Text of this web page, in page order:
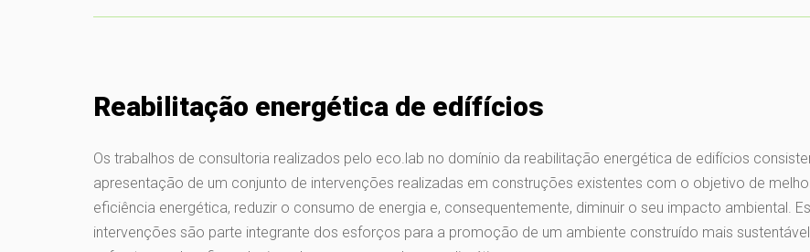
Reabilitação energética de edífícios
Os trabalhos de consultoria realizados pelo eco.lab no domínio da reabilitação energética de edifícios
apresentação de um conjunto de intervenções realizadas em construções existentes com o objetivo de
eficiência energética, reduzir o consumo de energia e, consequentemente, diminuir o seu impacto ambiental.
intervenções são parte integrante dos esforços para a promoção de um ambiente construído mais